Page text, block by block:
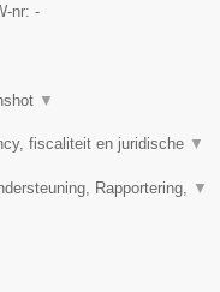
nr: -
▼
fiscaliteit en juridische ▼
Rapportering, ▼